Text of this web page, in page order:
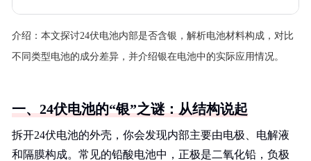
介绍： 本文探讨24伏电池内部是否含银，解析电池材料构成，对比
不同类型电池的成分差异，并介绍银在电池中的实际应用情况。
一、24伏电池的“银”之谜：从结构说起
拆开24伏电池的外壳，你会发现内部主要由电极、电解液
和隔膜构成。常见的铅酸电池中，正极是二氧化铅，负极